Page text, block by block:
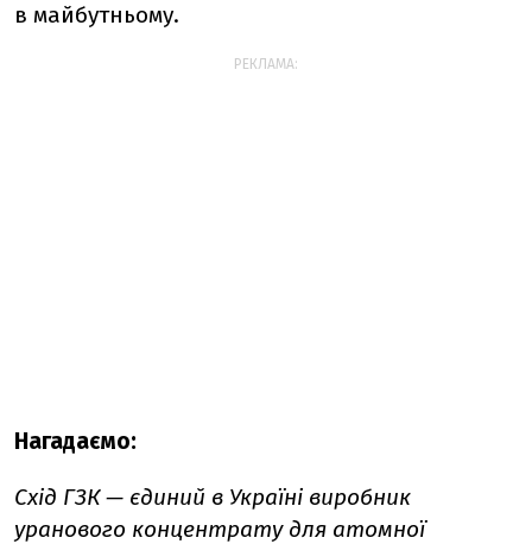
в майбутньому.
РЕКЛАМА:
Нагадаємо:
Схід ГЗК — єдиний в Україні виробник
уранового концентрату для атомної